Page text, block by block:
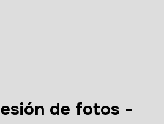
de fotos -